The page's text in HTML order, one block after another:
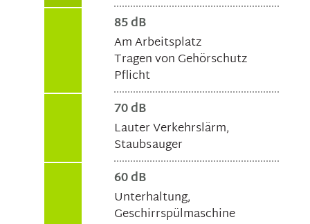
85 dB
Am Arbeitsplatz
Tragen von Gehörschutz
Pflicht
70 dB
Lauter Verkehrslärm,
Staubsauger
60 dB
Unterhaltung,
Geschirrspülmaschine